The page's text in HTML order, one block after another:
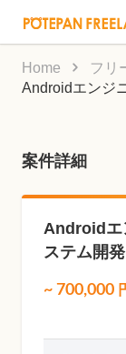
Home
フリ
Androidエンジ
案件詳細
Androidエ
ステム開発
~ 700,000